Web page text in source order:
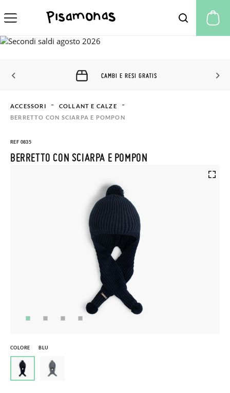
CAMBI E RESI GRATIS
ACCESSORI
COLLANT E CALZE
BERRETTO CON SCIARPA E POMPON
REF 0835
BERRETTO CON SCIARPA E POMPON
COLORE BLU